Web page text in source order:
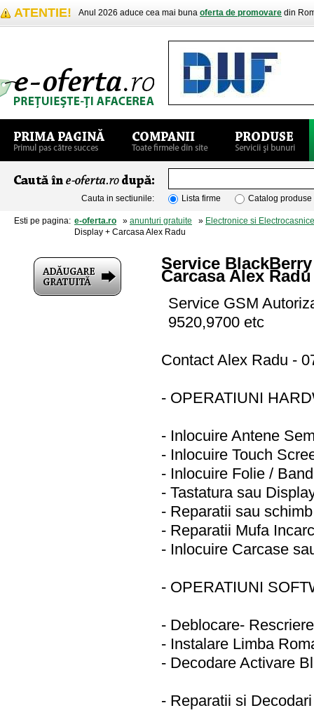
ATENTIE! Anul 2026 aduce cea mai buna oferta de promovare din
Cauta in sectiunile: Lista firme Catalog produse
Esti pe pagina: e-oferta.ro » anunturi gratuite » Electronice si Electrocasnice
Display + Carcasa Alex Radu
Service
Carcasa Alex Radu
Service GSM
9520,9700 etc
Contact Alex Radu -
- OPERATIUNI
- Inlocuire Antene
- Inlocuire Touch
- Inlocuire Folie /
- Tastatura sau
- Reparatii sau
- Reparatii Mufa
- Inlocuire Carcase
- OPERATIUNI
- Deblocare-
- Instalare Limba
- Decodare Activare
- Reparatii si